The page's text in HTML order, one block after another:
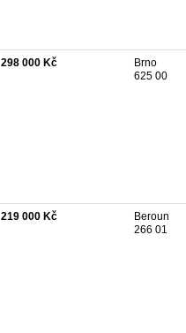
298 000 Kč
Brno
625 00
219 000 Kč
Beroun
266 01